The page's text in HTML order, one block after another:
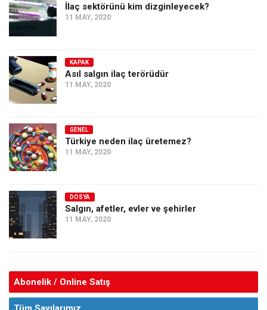
İlaç sektörünü kim dizginleyecek?
11 MAY, 2020
KAPAK
Asıl salgın ilaç terörüdür
11 MAY, 2020
GENEL
Türkiye neden ilaç üretemez?
11 MAY, 2020
DOSYA
Salgın, afetler, evler ve şehirler
11 MAY, 2020
Abonelik / Online Satış